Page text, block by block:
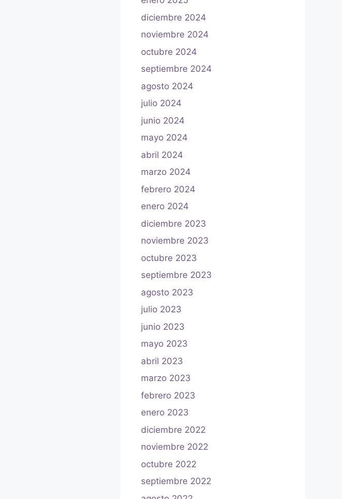
diciembre 2024
noviembre 2024
octubre 2024
septiembre 2024
agosto 2024
julio 2024
junio 2024
mayo 2024
abril 2024
marzo 2024
febrero 2024
enero 2024
diciembre 2023
noviembre 2023
octubre 2023
septiembre 2023
agosto 2023
julio 2023
junio 2023
mayo 2023
abril 2023
marzo 2023
febrero 2023
enero 2023
diciembre 2022
noviembre 2022
octubre 2022
septiembre 2022